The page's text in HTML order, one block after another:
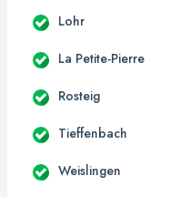
Lohr
La Petite-Pierre
Rosteig
Tieffenbach
Weislingen